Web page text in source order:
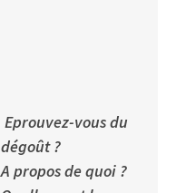
Eprouvez-vous du
dégoût ?
A propos de quoi ?